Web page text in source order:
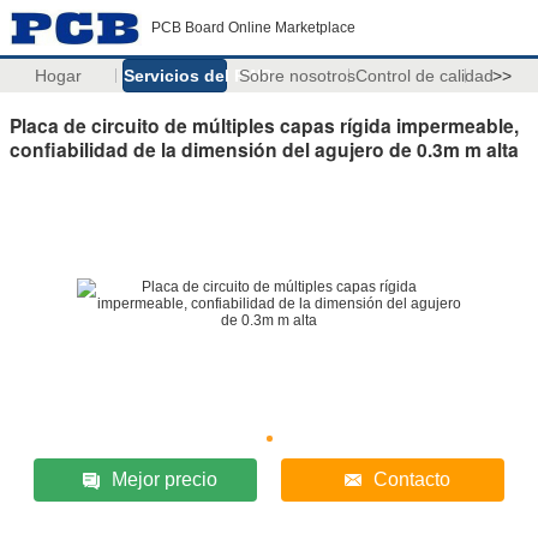
PCB Board Online Marketplace
Hogar Servicios del PWBSobre nosotrosControl de calidad>>
Placa de circuito de múltiples capas rígida impermeable,
confiabilidad de la dimensión del agujero de 0.3m m alta
Mejor precio Contacto